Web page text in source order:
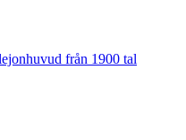
från 1900 tal